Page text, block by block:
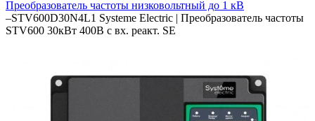
Преобразователь частоты низковольтный до 1 кВ
–STV600D30N4L1 Systeme Electric | Преобразователь частоты
STV600 30кВт 400В с вх. реакт. SE